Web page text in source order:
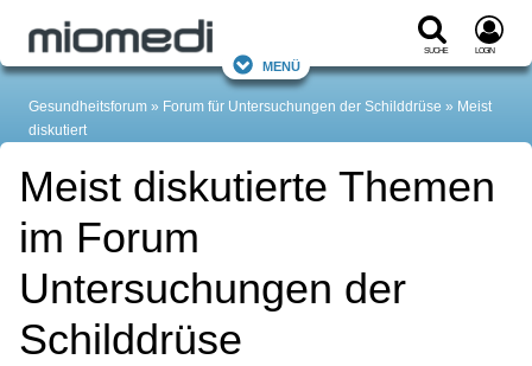
Suche Login
Menü
Gesundheitsforum Forum für Untersuchungen der Schilddrüse
Meist
diskutiert
Meist diskutierte Themen
im Forum
Untersuchungen der
Schilddrüse